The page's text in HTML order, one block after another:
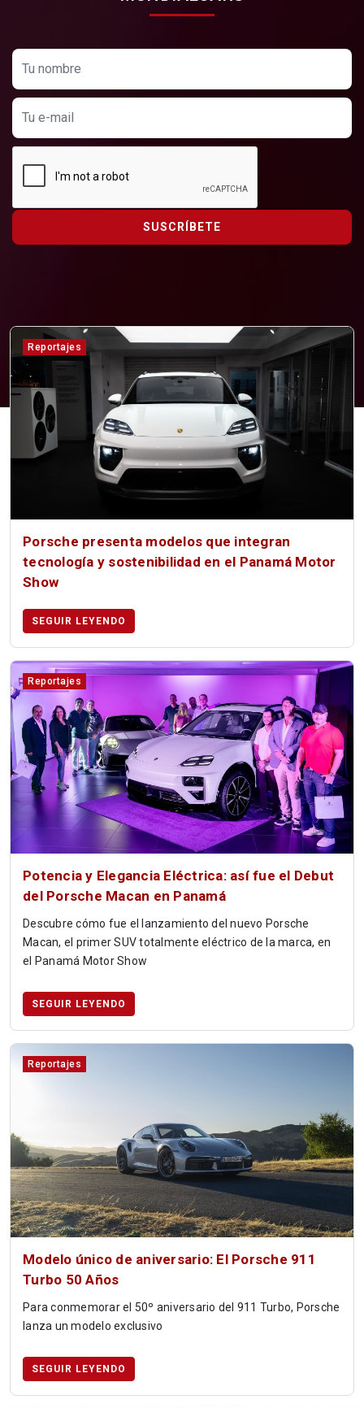
SUSCRÍBETE
Reportajes
Porsche presenta modelos que integran
tecnología y sostenibilidad en el Panamá Motor
Show
SEGUIR LEYENDO
Reportajes
Potencia y Elegancia Eléctrica: así fue el Debut
del Porsche Macan en Panamá
Descubre cómo fue el lanzamiento del nuevo Porsche
Macan, el primer SUV totalmente eléctrico de la marca, en
el Panamá Motor Show
SEGUIR LEYENDO
Reportajes
Modelo único de aniversario: El Porsche 911
Turbo 50 Años
Para conmemorar el 50º aniversario del 911 Turbo, Porsche
lanza un modelo exclusivo
SEGUIR LEYENDO